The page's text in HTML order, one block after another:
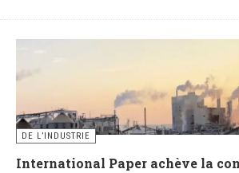
DE L’INDUSTRIE
International Paper achève la